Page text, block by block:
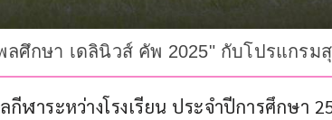
ศึกษา เดลินิวส์ คัพ 2025" กับโปรแกรม
ฬาระหว่างโรงเรียน ประจำปีการศึกษา